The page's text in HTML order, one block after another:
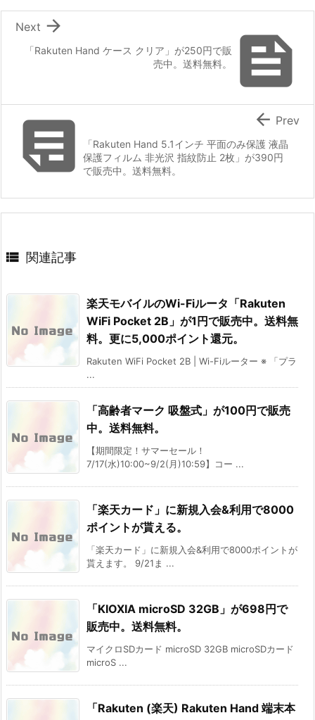

「Rakuten Hand ケース クリア」が250円で販
売中。送料無料。

Next
 「Rakuten Hand 5.1インチ 平面のみ保護 液晶
保護フィルム 非光沢 指紋防止 2枚」が390円
で販売中。送料無料。
 Prev
 関連記事
楽天モバイルのWi-Fiルータ「Rakuten
WiFi Pocket 2B」が1円で販売中。送料無
料。更に5,000ポイント還元。
Rakuten WiFi Pocket 2B | Wi-Fiルーター ※ 「プラ
...
「高齢者マーク 吸盤式」が100円で販売
中。送料無料。
【期間限定！サマーセール！
7/17(水)10:00~9/2(月)10:59】コー ...
「楽天カード」に新規入会&利用で8000
ポイントが貰える。
「楽天カード」に新規入会&利用で8000ポイントが
貰えます。 9/21ま ...
「KIOXIA microSD 32GB」が698円で
販売中。送料無料。
マイクロSDカード microSD 32GB microSDカード
microS ...
「Rakuten (楽天) Rakuten Hand 端末本